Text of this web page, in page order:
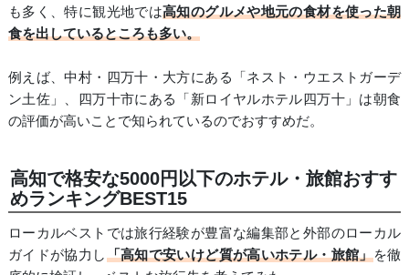
も多く、特に観光地では高知のグルメや地元の食材を使った朝
食を出しているところも多い。
例えば、中村・四万十・大方にある「ネスト・ウエストガーデ
ン土佐」、四万十市にある「新ロイヤルホテル四万十」は朝食
の評価が高いことで知られているのでおすすめだ。
高知で格安な5000円以下のホテル・旅館おすす
めランキングBEST15
ローカルベストでは旅行経験が豊富な編集部と外部のローカル
ガイドが協力し「高知で安いけど質が高いホテル・旅館」を徹